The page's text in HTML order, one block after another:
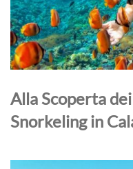
Alla Scoperta
Snorkeling in